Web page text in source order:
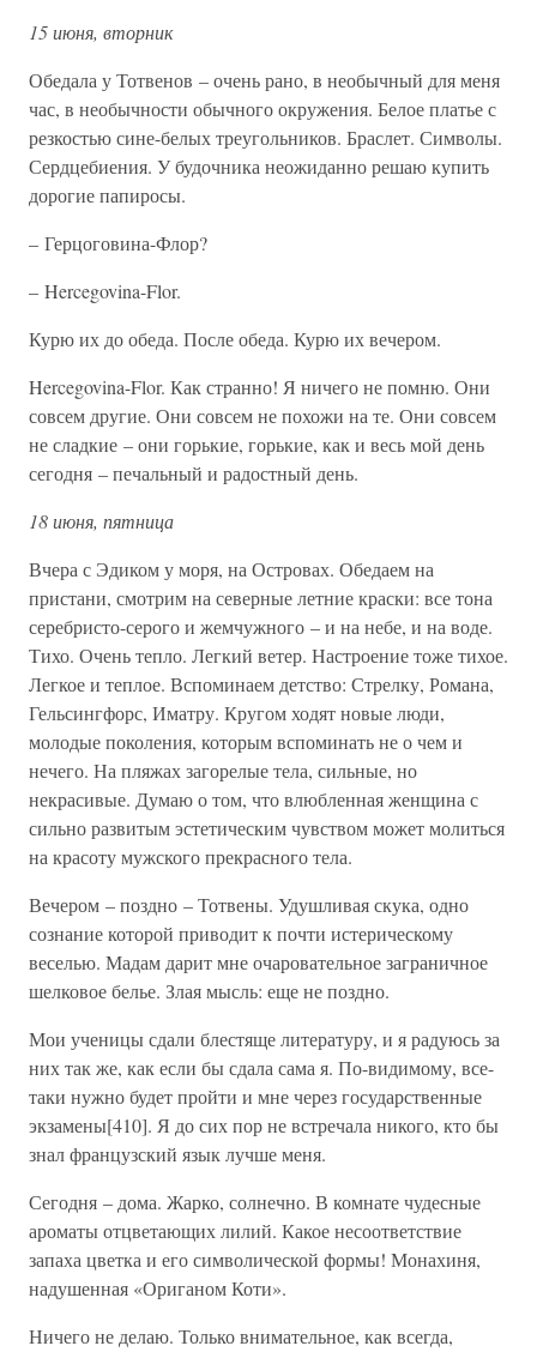
15 июня, вторник
Обедала у Тотвенов – очень рано, в необычный для меня
час, в необычности обычного окружения. Белое платье с
резкостью сине-белых треугольников. Браслет. Символы.
Сердцебиения. У будочника неожиданно решаю купить
дорогие папиросы.
– Герцоговина-Флор?
– Hercegovina-Flor.
Курю их до обеда. После обеда. Курю их вечером.
Hercegovina-Flor. Как странно! Я ничего не помню. Они
совсем другие. Они совсем не похожи на те. Они совсем
не сладкие – они горькие, горькие, как и весь мой день
сегодня – печальный и радостный день.
18 июня, пятница
Вчера с Эдиком у моря, на Островах. Обедаем на
пристани, смотрим на северные летние краски: все тона
серебристо-серого и жемчужного – и на небе, и на воде.
Тихо. Очень тепло. Легкий ветер. Настроение тоже тихое.
Легкое и теплое. Вспоминаем детство: Стрелку, Романа,
Гельсингфорс, Иматру. Кругом ходят новые люди,
молодые поколения, которым вспоминать не о чем и
нечего. На пляжах загорелые тела, сильные, но
некрасивые. Думаю о том, что влюбленная женщина с
сильно развитым эстетическим чувством может молиться
на красоту мужского прекрасного тела.
Вечером – поздно – Тотвены. Удушливая скука, одно
сознание которой приводит к почти истерическому
веселью. Мадам дарит мне очаровательное заграничное
шелковое белье. Злая мысль: еще не поздно.
Мои ученицы сдали блестяще литературу, и я радуюсь за
них так же, как если бы сдала сама я. По-видимому, все-
таки нужно будет пройти и мне через государственные
экзамены[410]. Я до сих пор не встречала никого, кто бы
знал французский язык лучше меня.
Сегодня – дома. Жарко, солнечно. В комнате чудесные
ароматы отцветающих лилий. Какое несоответствие
запаха цветка и его символической формы! Монахиня,
надушенная «Ориганом Коти».
Ничего не делаю. Только внимательное, как всегда,